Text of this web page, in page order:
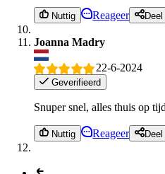
Nuttig Reageer Deel
Joanna Madry
22-6-2024
Geverifieerd
Snuper snel, alles thuis op
Nuttig Reageer Deel